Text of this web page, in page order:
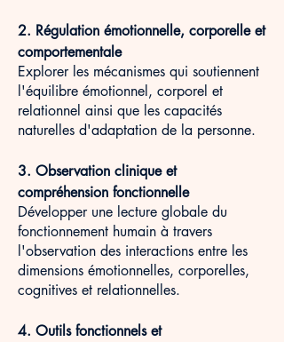
2. Régulation émotionnelle, corporelle et
comportementale
Explorer les mécanismes qui soutiennent
l'équilibre émotionnel, corporel et
relationnel ainsi que les capacités
naturelles d'adaptation de la personne.
3. Observation clinique et
compréhension fonctionnelle
Développer une lecture globale du
fonctionnement humain à travers
l'observation des interactions entre les
dimensions émotionnelles, corporelles,
cognitives et relationnelles.
4. Outils fonctionnels et